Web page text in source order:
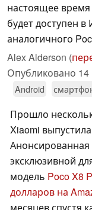
настоящее время
будет доступен
аналогичного
Alex Alderson (
Опубликовано 14
Android
Прошло
Xiaomi выпустила
Анонсированная
эксклюзивной
модель Poco X8
долларов на